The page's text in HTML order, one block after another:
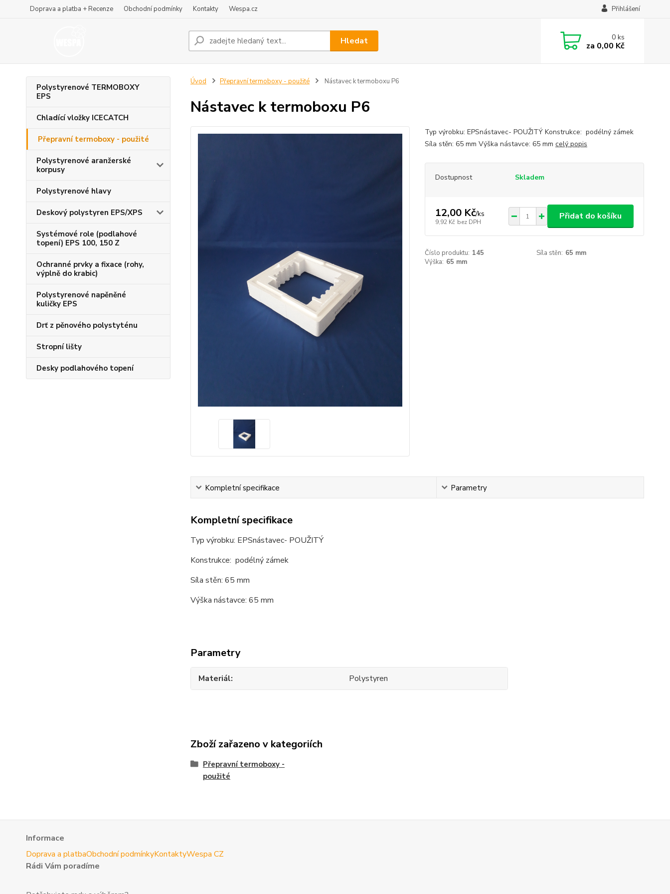
Doprava a platba + Recenze Obchodní podmínky Kontakty Wespa.cz Přihlášení
Hledat 0ks
za 0,00 Kč
Polystyrenové TERMOBOXY
EPS
Chladící vložky ICECATCH
Přepravní termoboxy - použité
Polystyrenové aranžerské
korpusy
Polystyrenové hlavy
Deskový polystyren EPS/XPS
Systémové role (podlahové
topení) EPS 100, 150 Z
Ochranné prvky a fixace (rohy,
výplně do krabic)
Polystyrenové napěněné
kuličky EPS
Drť z pěnového polystyténu
Stropní lišty
Desky podlahového topení
Úvod Přepravní termoboxy - použité Nástavec k termoboxu P6
Nástavec k termoboxu P6
Typ výrobku: EPSnástavec- POUŽITÝ Konstrukce: podélný zámek
Síla stěn: 65 mm Výška nástavce: 65 mm celý popis
Dostupnost Skladem
12,00 Kč/ks
9,92 Kč bez DPH
Přidat do košíku
Číslo produktu: 145 Síla stěn: 65 mm
Výška: 65 mm
Kompletní specifikace Parametry
Kompletní specifikace
Typ výrobku: EPSnástavec- POUŽITÝ
Konstrukce: podélný zámek
Síla stěn: 65 mm
Výška nástavce: 65 mm
Parametry
Materiál Polystyren
Zboží zařazeno v kategoriích
Přepravní termoboxy -
použité
Informace
Doprava a platbaObchodní podmínkyKontaktyWespa CZ
Rádi Vám poradíme